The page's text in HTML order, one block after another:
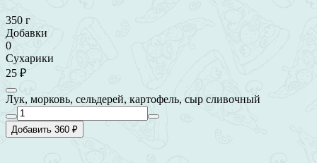
350 г
Добавки
0
Сухарики
25 ₽
Лук, морковь, сельдерей, картофель, сыр сливочный
Добавить 360 ₽